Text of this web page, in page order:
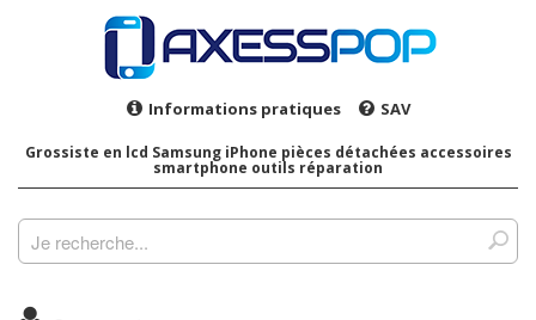
Informations pratiques SAV
Grossiste en lcd Samsung iPhone pièces détachées accessoires
smartphone outils réparation